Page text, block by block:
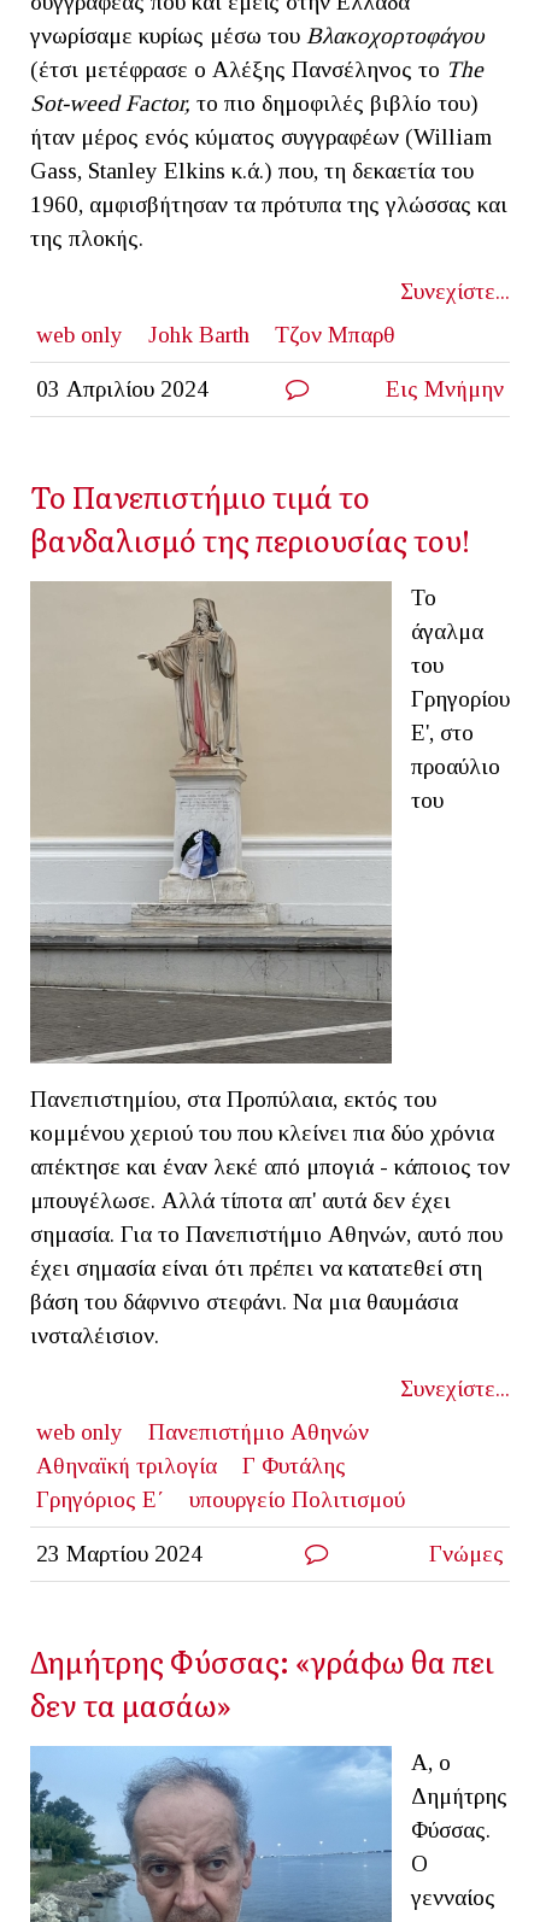
γνωρίσαμε κυρίως μέσω του Βλακοχορτοφάγου
(έτσι μετέφρασε ο Αλέξης Πανσέληνος το The
Sot-weed Factor, το πιο δημοφιλές βιβλίο του)
ήταν μέρος ενός κύματος συγγραφέων (William
Gass, Stanley Elkins κ.ά.) που, τη δεκαετία του
1960, αμφισβήτησαν τα πρότυπα της γλώσσας και
της πλοκής.
Συνεχίστε...
web only
Johk Barth Τζον Μπαρθ
03 Απριλίου 2024 Εις Μνήμην
Το Πανεπιστήμιο τιμά το
βανδαλισμό της περιουσίας του!
Το
άγαλμα
του
Γρηγορίου
Ε', στο
προαύλιο
του
Πανεπιστημίου, στα Προπύλαια, εκτός του
κομμένου χεριού του που κλείνει πια δύο χρόνια
απέκτησε και έναν λεκέ από μπογιά - κάποιος τον
μπουγέλωσε. Αλλά τίποτα απ' αυτά δεν έχει
σημασία. Για το Πανεπιστήμιο Αθηνών, αυτό που
έχει σημασία είναι ότι πρέπει να κατατεθεί στη
βάση του δάφνινο στεφάνι. Να μια θαυμάσια
ινσταλέισιον.
Συνεχίστε...
web only
Πανεπιστήμιο Αθηνών
Αθηναϊκή τριλογία
Γ Φυτάλης
Γρηγόριος Ε΄
υπουργείο Πολιτισμού
23 Μαρτίου 2024 Γνώμες
Δημήτρης Φύσσας: «γράφω θα πει
δεν τα μασάω»
Α, ο
Δημήτρης
Φύσσας.
Ο
γενναίος